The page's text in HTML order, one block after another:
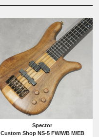
Spector
Custom Shop NS-5 FW/WB M/EB